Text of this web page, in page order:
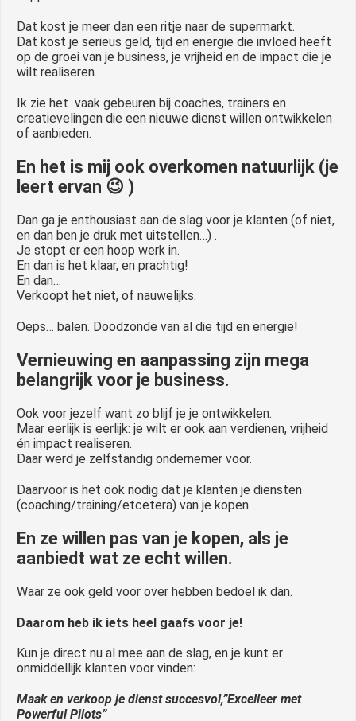
Dat kost je meer dan een ritje naar de supermarkt.
Dat kost je serieus geld, tijd en energie die invloed heeft
op de groei van je business, je vrijheid en de impact die je
wilt realiseren.
Ik zie het vaak gebeuren bij coaches, trainers en
creatievelingen die een nieuwe dienst willen ontwikkelen
of aanbieden.
En het is mij ook overkomen natuurlijk (je
leert ervan 😉 )
Dan ga je enthousiast aan de slag voor je klanten (of niet,
en dan ben je druk met uitstellen…) .
Je stopt er een hoop werk in.
En dan is het klaar, en prachtig!
En dan…
Verkoopt het niet, of nauwelijks.
Oeps… balen. Doodzonde van al die tijd en energie!
Vernieuwing en aanpassing zijn mega
belangrijk voor je business.
Ook voor jezelf want zo blijf je je ontwikkelen.
Maar eerlijk is eerlijk: je wilt er ook aan verdienen, vrijheid
én impact realiseren.
Daar werd je zelfstandig ondernemer voor.
Daarvoor is het ook nodig dat je klanten je diensten
(coaching/training/etcetera) van je kopen.
En ze willen pas van je kopen, als je
aanbiedt wat ze echt willen.
Waar ze ook geld voor over hebben bedoel ik dan.
Daarom heb ik iets heel gaafs voor je!
Kun je direct nu al mee aan de slag, en je kunt er
onmiddellijk klanten voor vinden:
Maak en verkoop je dienst succesvol,”Excelleer met
Powerful Pilots”